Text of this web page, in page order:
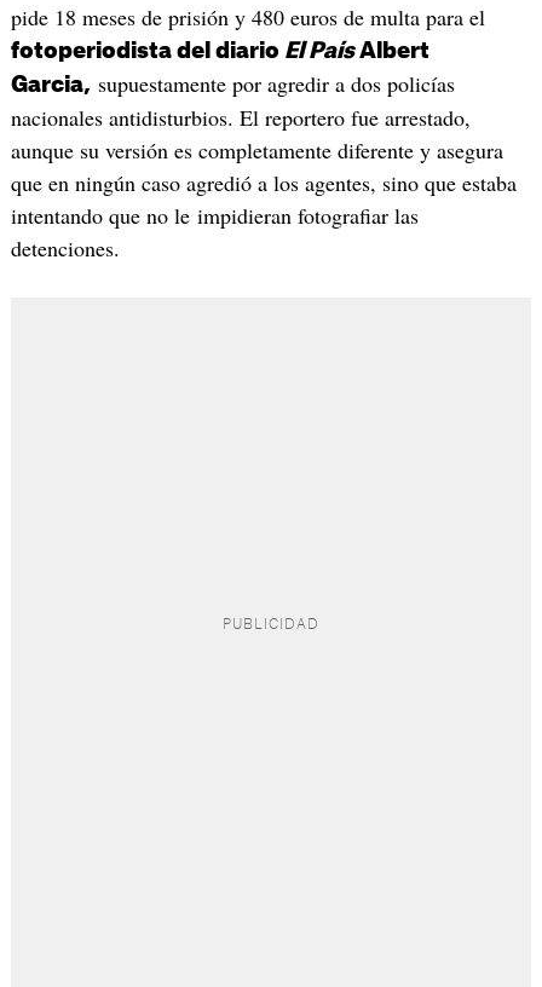
pide 18 meses de prisión y 480 euros de multa para el
fotoperiodista del diario El PaísAlbert
Garcia, supuestamente por agredir a dos policías
nacionales antidisturbios. El reportero fue arrestado,
aunque su versión es completamente diferente y asegura
que en ningún caso agredió a los agentes, sino que estaba
intentando que no le impidieran fotografiar las
detenciones.